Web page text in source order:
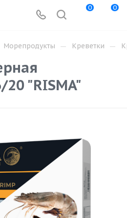
0 0
Морепродукты — Креветки —
"RISMA"